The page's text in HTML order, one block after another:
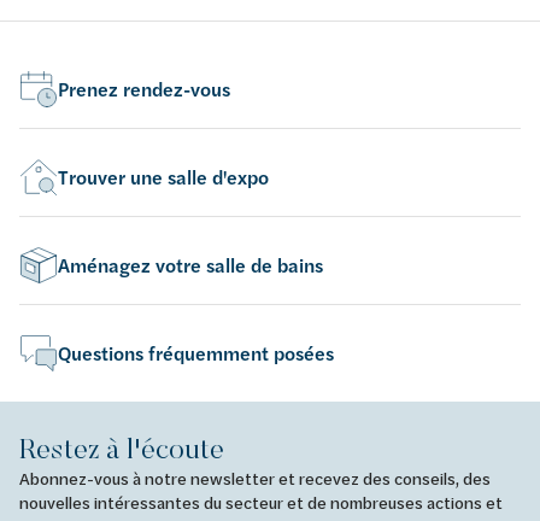
tube par mètre carré. À utiliser pour l'étanchéité:
Prenez rendez-vous
Trouver une salle d'expo
Aménagez votre salle de bains
Questions fréquemment posées
Restez à l'écoute
Abonnez-vous à notre newsletter et recevez des conseils, des
nouvelles intéressantes du secteur et de nombreuses actions et